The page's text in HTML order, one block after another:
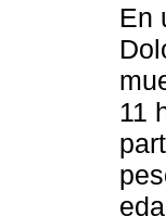
En
11